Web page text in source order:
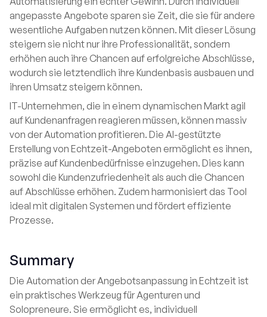
angepasste Angebote sparen sie Zeit, die sie für andere
wesentliche Aufgaben nutzen können. Mit dieser Lösung
steigern sie nicht nur ihre Professionalität, sondern
erhöhen auch ihre Chancen auf erfolgreiche Abschlüsse,
wodurch sie letztendlich ihre Kundenbasis ausbauen und
ihren Umsatz steigern können.
IT-Unternehmen, die in einem dynamischen Markt agil
auf Kundenanfragen reagieren müssen, können massiv
von der Automation profitieren. Die AI-gestützte
Erstellung von Echtzeit-Angeboten ermöglicht es ihnen,
präzise auf Kundenbedürfnisse einzugehen. Dies kann
sowohl die Kundenzufriedenheit als auch die Chancen
auf Abschlüsse erhöhen. Zudem harmonisiert das Tool
ideal mit digitalen Systemen und fördert effiziente
Prozesse.
Summary
Die Automation der Angebotsanpassung in Echtzeit ist
ein praktisches Werkzeug für Agenturen und
Solopreneure. Sie ermöglicht es, individuell